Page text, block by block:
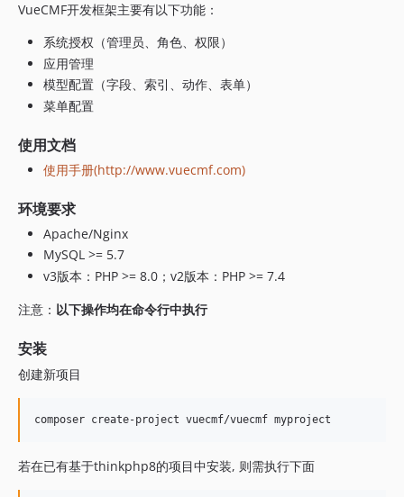
v2.0.4
v2.0.3
v2.0.2
v2.0.1
v2.0.0
VueCMF开发框架主要有以下功能：
系统授权（管理员、角色、权限）
应用管理
模型配置（字段、索引、动作、表单）
菜单配置
使用文档
使用手册(http://www.vuecmf.com)
环境要求
Apache/Nginx
MySQL >= 5.7
v3版本：PHP >= 8.0；v2版本：PHP >= 7.4
注意： 以下操作均在命令行中执行
安装
创建新项目
若在已有基于thinkphp8的项目中安装, 则需执行下面